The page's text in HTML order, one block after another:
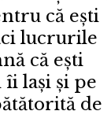
că ești
lucrurile
că ești
lași și pe
de